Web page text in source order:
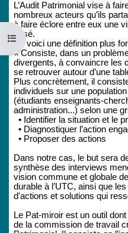
Abrir índice del curso
L’Audit Patrimonial vise à
nombreux acteurs qu’ils
à faire éclore entre eux une
posé.
En voici une définition plus
« Consiste, dans un
divergents, à convaincre les
se retrouver autour d’une
Plus concrètement, il
individuels sur une
(étudiants enseignants-
administration...) selon une
• Identifier la situation et le
• Diagnostiquer l’action
• Proposer des actions
Dans notre cas, le but sera
synthèse des interviews
vision commune et globale
durable à l’UTC, ainsi que
d'actions et solutions qui
Le Pat-miroir est un outil
de la commission de travail